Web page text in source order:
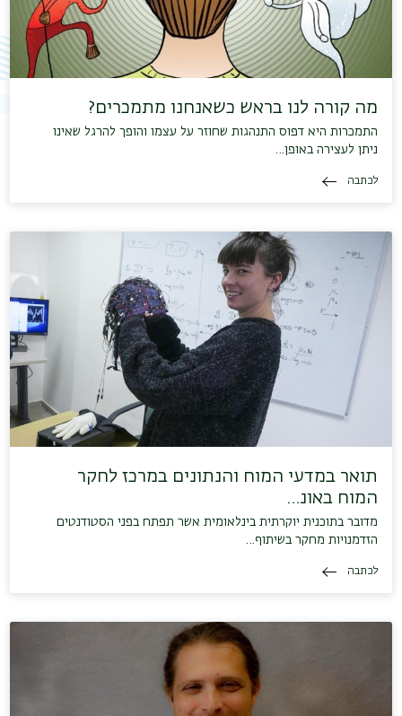
מה קורה לנו בראש כשאנחנו מתמכרים?
התמכרות היא דפוס התנהגות שחוזר על עצמו והופך להרגל שאינו
ניתן לעצירה באופן…
לכתבה
תואר במדעי המוח והנתונים במרכז לחקר
המוח באונ…
מדובר בתוכנית יוקרתית בינלאומית אשר תפתח בפני הסטודנטים
הזדמנויות מחקר בשיתוף…
לכתבה